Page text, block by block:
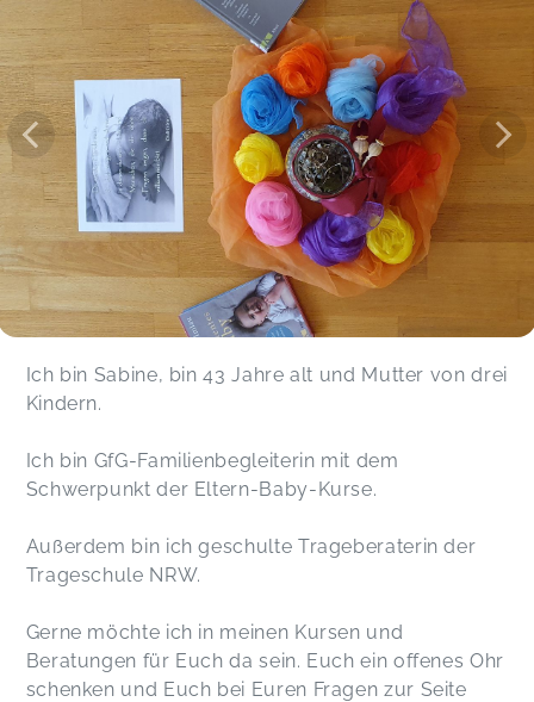
Ich bin Sabine, bin 43 Jahre alt und Mutter von drei
Kindern.
Ich bin GfG-Familienbegleiterin mit dem
Schwerpunkt der Eltern-Baby-Kurse.
Außerdem bin ich geschulte Trageberaterin der
Trageschule NRW.
Gerne möchte ich in meinen Kursen und
Beratungen für Euch da sein. Euch ein offenes Ohr
schenken und Euch bei Euren Fragen zur Seite